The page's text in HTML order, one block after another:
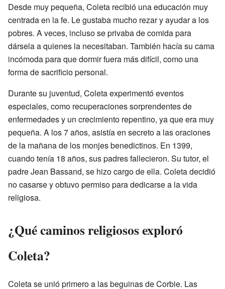
Desde muy pequeña, Coleta recibió una educación muy
centrada en la fe. Le gustaba mucho rezar y ayudar a los
pobres. A veces, incluso se privaba de comida para
dársela a quienes la necesitaban. También hacía su cama
incómoda para que dormir fuera más difícil, como una
forma de sacrificio personal.
Durante su juventud, Coleta experimentó eventos
especiales, como recuperaciones sorprendentes de
enfermedades y un crecimiento repentino, ya que era muy
pequeña. A los 7 años, asistía en secreto a las oraciones
de la mañana de los monjes benedictinos. En 1399,
cuando tenía 18 años, sus padres fallecieron. Su tutor, el
padre Jean Bassand, se hizo cargo de ella. Coleta decidió
no casarse y obtuvo permiso para dedicarse a la vida
religiosa.
¿Qué caminos religiosos exploró
Coleta?
Coleta se unió primero a las beguinas de Corbie. Las